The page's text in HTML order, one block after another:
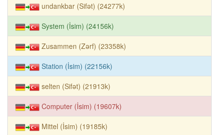
undankbar (Sifət) (24277k)
System (İsim) (24156k)
Zusammen (Zərf) (23358k)
Station (İsim) (22156k)
selten (Sifət) (21913k)
Computer (İsim) (19607k)
Mittel (İsim) (19185k)